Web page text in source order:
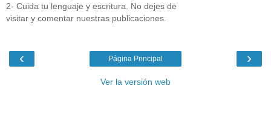
2- Cuida tu lenguaje y escritura. No dejes de
visitar y comentar nuestras publicaciones.
‹ ›
Página Principal
Ver la versión web